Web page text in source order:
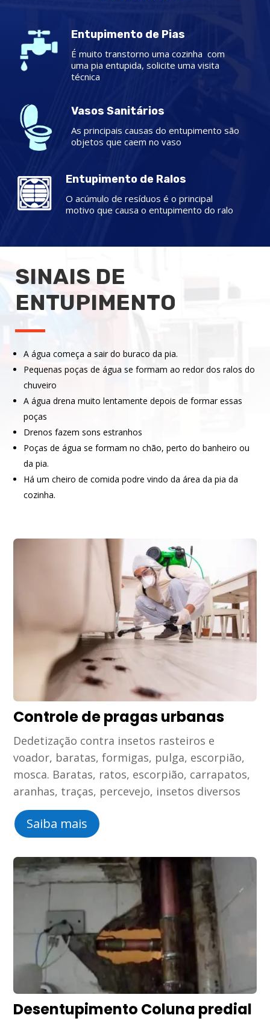
Entupimento de Pias
É muito transtorno uma cozinha com
uma pia entupida, solicite uma visita
técnica
Vasos Sanitários
As principais causas do entupimento são
objetos que caem no vaso
Entupimento de Ralos
O acúmulo de resíduos é o principal
motivo que causa o entupimento do ralo
SINAIS DE
ENTUPIMENTO
A água começa a sair do buraco da pia.
Pequenas poças de água se formam ao redor dos ralos do
chuveiro
A água drena muito lentamente depois de formar essas
poças
Drenos fazem sons estranhos
Poças de água se formam no chão, perto do banheiro ou
da pia.
Há um cheiro de comida podre vindo da área da pia da
cozinha.
Controle de pragas urbanas
Dedetização contra insetos rasteiros e
voador, baratas, formigas, pulga, escorpião,
mosca. Baratas, ratos, escorpião, carrapatos,
aranhas, traças, percevejo, insetos diversos
Saiba mais
Desentupimento Coluna predial